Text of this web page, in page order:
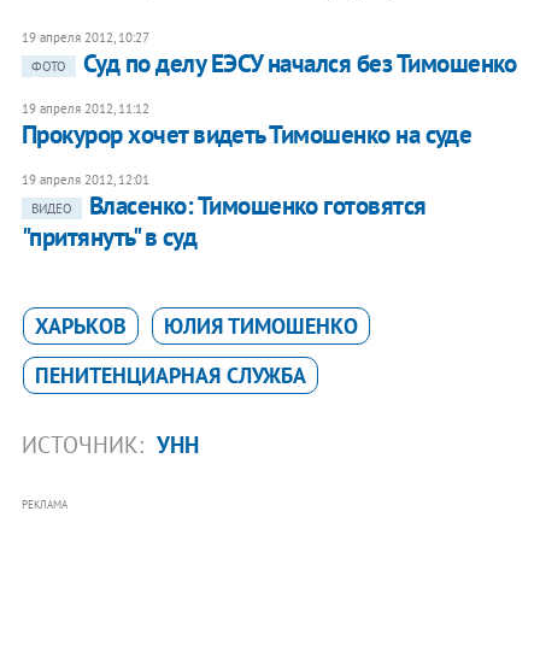
19 апреля 2012, 10:27
ФОТО
Суд по делу ЕЭСУ начался без Тимошенко
19 апреля 2012, 11:12
Прокурор хочет видеть Тимошенко на суде
19 апреля 2012, 12:01
ВИДЕО
Власенко: Тимошенко готовятся
"притянуть" в суд
ХАРЬКОВ
ЮЛИЯ ТИМОШЕНКО
ПЕНИТЕНЦИАРНАЯ СЛУЖБА
ИСТОЧНИК: УНН
РЕКЛАМА